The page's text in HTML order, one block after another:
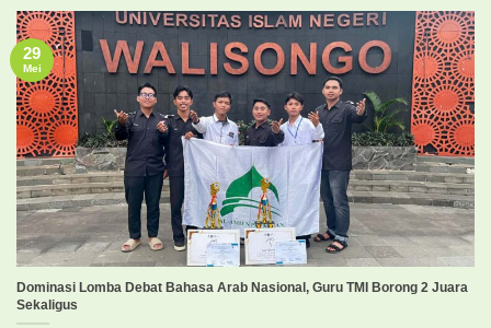
Dominasi Lomba Debat Bahasa Arab Nasional, Guru TMI Borong 2 Juara
Sekaligus
29
Mei